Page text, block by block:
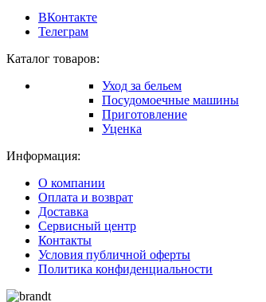
ВКонтакте
Телеграм
Каталог товаров:
Уход за бельем
Посудомоечные машины
Приготовление
Уценка
Информация:
О компании
Оплата и возврат
Доставка
Сервисный центр
Контакты
Условия публичной оферты
Политика конфиденциальности